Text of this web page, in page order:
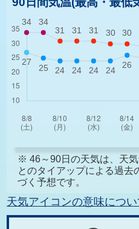
※ 46～90日の天気は、天
とのタイアップによる過去
づく予想です。
天気アイコンの意味につい